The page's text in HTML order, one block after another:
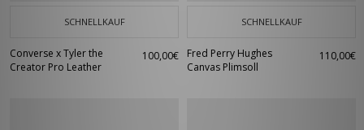
SCHNELLKAUF
Converse x Tyler the
Creator Pro Leather
100,00€
SCHNELLKAUF
Fred Perry Hughes
Canvas Plimsoll
110,00€